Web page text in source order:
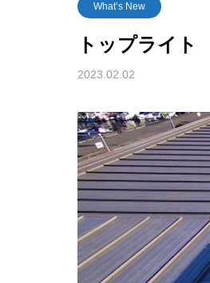
What’s New
トップライト
2023.02.02